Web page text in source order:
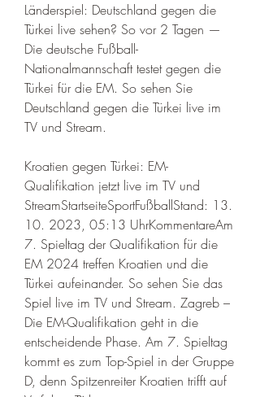
Länderspiel: Deutschland gegen die
Türkei live sehen? So vor 2 Tagen —
Die deutsche Fußball-
Nationalmannschaft testet gegen die
Türkei für die EM. So sehen Sie
Deutschland gegen die Türkei live im
TV und Stream.
Kroatien gegen Türkei: EM-
Qualifikation jetzt live im TV und
StreamStartseiteSportFußballStand: 13.
10. 2023, 05:13 UhrKommentareAm
7. Spieltag der Qualifikation für die
EM 2024 treffen Kroatien und die
Türkei aufeinander. So sehen Sie das
Spiel live im TV und Stream. Zagreb –
Die EM-Qualifikation geht in die
entscheidende Phase. Am 7. Spieltag
kommt es zum Top-Spiel in der Gruppe
D, denn Spitzenreiter Kroatien trifft auf